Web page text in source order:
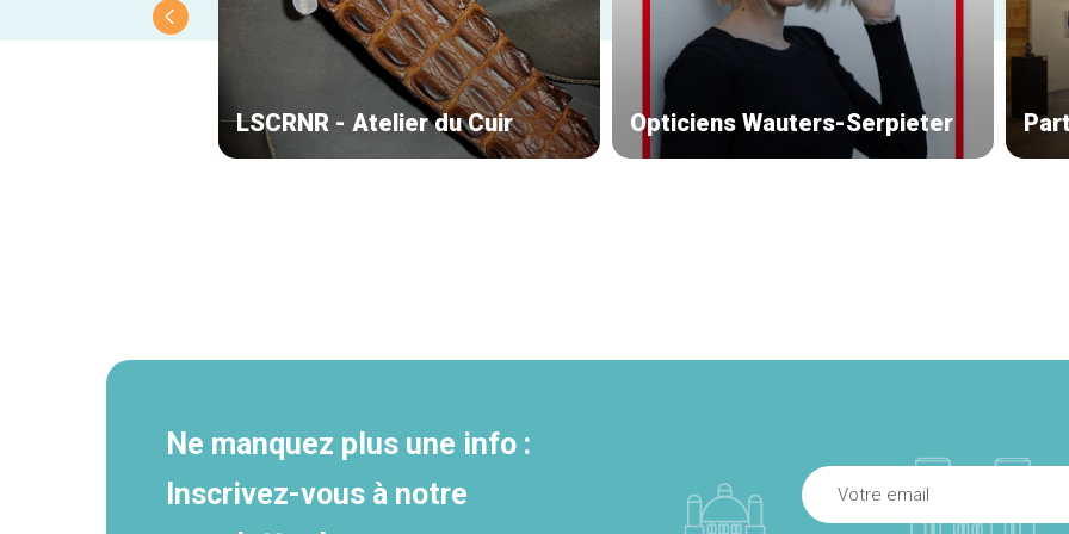
LSCRNR - Atelier du Cuir Opticiens Wauters-Serpieter
Ne manquez plus une info :
Inscrivez-vous à notre